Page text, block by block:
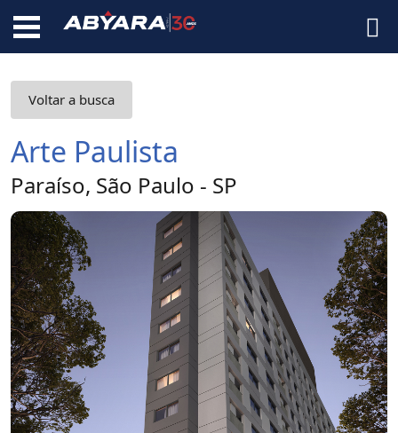
Voltar a busca
Arte Paulista
Paraíso, São Paulo - SP